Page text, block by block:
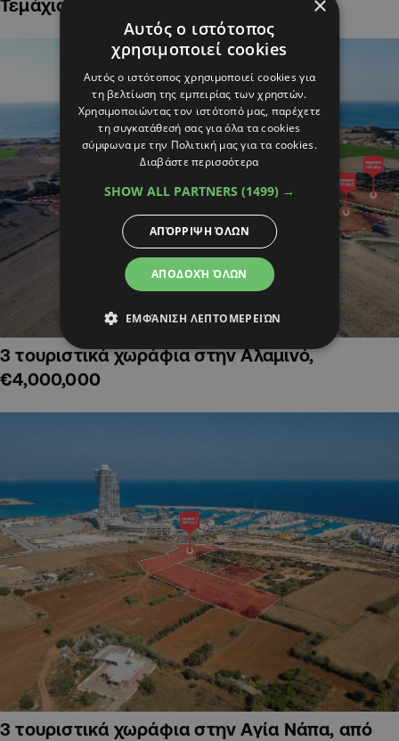
Τεμάχια Γης σε Οικιστικές Περιοχές
3 τουριστικά χωράφια στην Αλαμινό,
€4,000,000
3 τουριστικά χωράφια στην Αγία Νάπα, από
Αυτός ο ιστότοπος
χρησιμοποιεί cookies
Αυτός ο ιστότοπος χρησιμοποιεί cookies για
τη βελτίωση της εμπειρίας των χρηστών.
Χρησιμοποιώντας τον ιστότοπό μας, παρέχετε
τη συγκατάθεσή σας για όλα τα cookies
σύμφωνα με την Πολιτική μας για τα cookies.
Διαβάστε περισσότερα
SHOW ALL PARTNERS (1499) →
ΑΠΟΔΟΧΉ ΌΛΩΝ
ΑΠΌΡΡΙΨΗ ΌΛΩΝ
ΕΜΦΆΝΙΣΗ ΛΕΠΤΟΜΕΡΕΙΏΝ